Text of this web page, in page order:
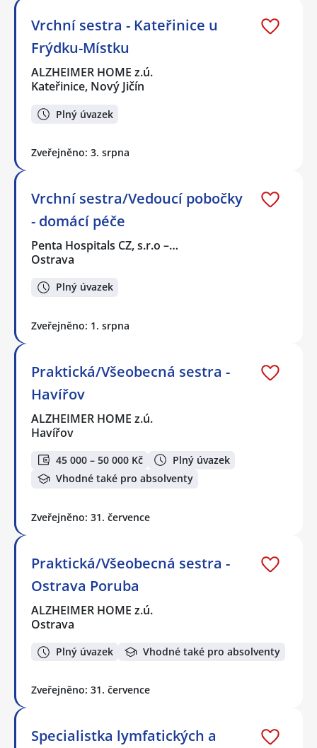
Vrchní sestra - Kateřinice u
Frýdku-Místku
ALZHEIMER HOME z.ú.
Kateřinice, Nový Jičín
Plný úvazek
Zveřejněno: 3. srpna
Vrchní sestra/Vedoucí pobočky
- domácí péče
Penta Hospitals CZ, s.r.o –…
Ostrava
Plný úvazek
Zveřejněno: 1. srpna
Praktická/Všeobecná sestra -
Havířov
ALZHEIMER HOME z.ú.
Havířov
45 000 – 50 000 Kč
Plný úvazek
Vhodné také pro absolventy
Zveřejněno: 31. července
Praktická/Všeobecná sestra -
Ostrava Poruba
ALZHEIMER HOME z.ú.
Ostrava
Plný úvazek Vhodné také pro absolventy
Zveřejněno: 31. července
Specialistka lymfatických a